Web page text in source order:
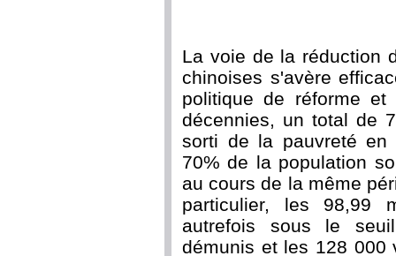
La voie de la réduction
chinoises s'avère
politique de réforme
décennies, un total de
sorti de la pauvreté en
70% de la population
au cours de la même
particulier, les 98,99
autrefois sous le
démunis et les 128 000